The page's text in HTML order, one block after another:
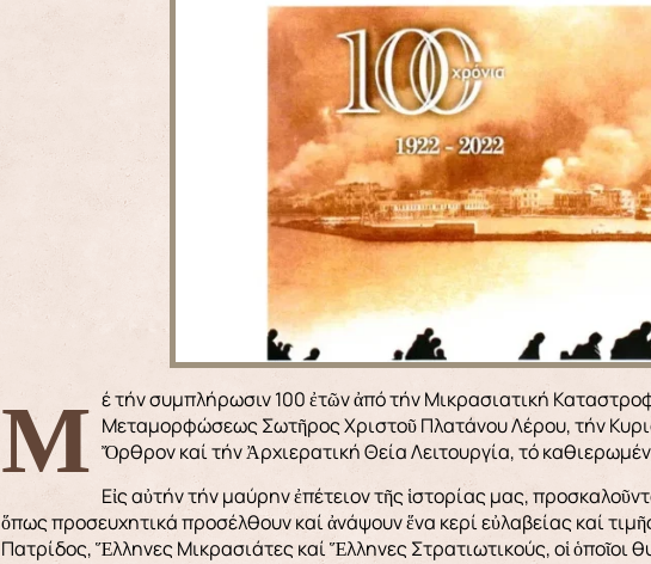
Μέ τήν συμπλήρωσιν 100 ἐτῶν ἀπό τήν Μικρασιατική Καταστροφή (1922-2022), εἰς τόν Ἱερόν Ἐνοριακόν Ναόν Θείας Μεταμορφώσεως Σωτῆρος Χριστοῦ Πλατάνου Λέρου, τήν
Ὄρθρον καί τήν Ἀρχιερατική Θεία Λειτουργία, τό
Εἰς αὐτήν τήν μαύρην ἐπέτειον τῆς ἱστορίας μας,
ὅπως προσευχητικά προσέλθουν καί ἀνάψουν ἕνα κερί εὐλαβείας καί
Πατρίδος, Ἕλληνες Μικρασιάτες καί Ἕλληνες Στρατιωτικούς, οἱ ὁποῖοι